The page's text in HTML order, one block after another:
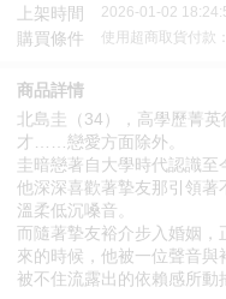
上架時間 2026-01-02
購買條件 使用超商取貨付款
商品詳情
北島圭（34），高學歷菁
才……戀愛方面除外。
圭暗戀著自大學時代認識至
他深深喜歡著摯友那引領
溫柔低沉嗓音。
而隨著摯友裕介步入婚姻，
來的時候，他被一位聲音與
被不住流露出的依賴感所